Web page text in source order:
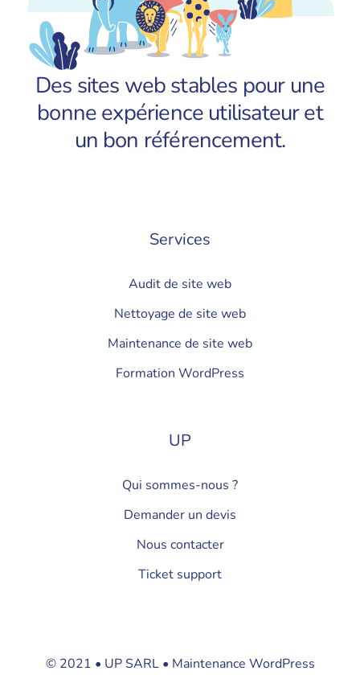
Des sites web stables pour une
bonne expérience utilisateur et
un bon référencement.
Services
Audit de site web
Nettoyage de site web
Maintenance de site web
Formation WordPress
UP
Qui sommes-nous ?
Demander un devis
Nous contacter
Ticket support
© 2021 • UP SARL • Maintenance WordPress